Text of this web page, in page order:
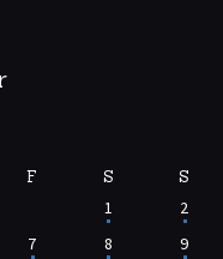
F S S
1
2
7 8 9